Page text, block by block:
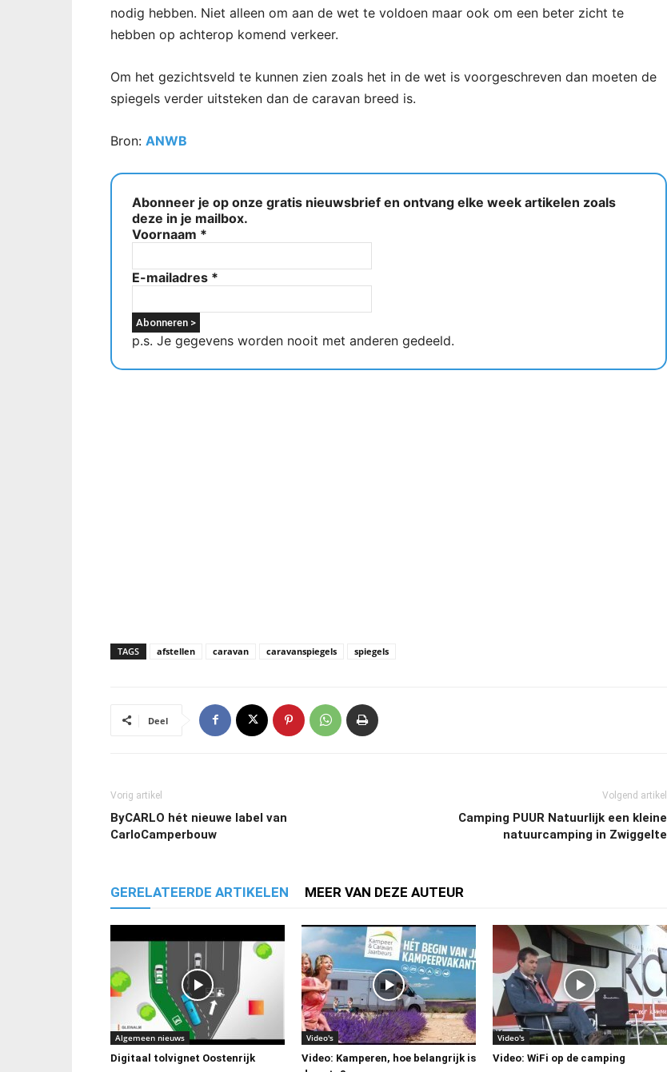
nodig hebben. Niet alleen om aan de wet te voldoen maar ook om een beter zicht te
hebben op achterop komend verkeer.
Om het gezichtsveld te kunnen zien zoals het in de wet is voorgeschreven dan moeten de
spiegels verder uitsteken dan de caravan breed is.
Bron: ANWB
Abonneer je op onze gratis nieuwsbrief en ontvang elke week artikelen zoals
deze in je mailbox.
Voornaam *
E-mailadres *
p.s. Je gegevens worden nooit met anderen gedeeld.
TAGS afstellen caravan caravanspiegels spiegels
Deel
Vorig artikel
ByCARLO hét nieuwe label van
CarloCamperbouw
Volgend artikel
Camping PUUR Natuurlijk een kleine
natuurcamping in Zwiggelte
GERELATEERDE ARTIKELEN MEER VAN DEZE AUTEUR
Algemeen nieuws
Digitaal tolvignet Oostenrijk
Video's
Video: Kamperen, hoe belangrijk is
Video's
Video: WiFi op de camping